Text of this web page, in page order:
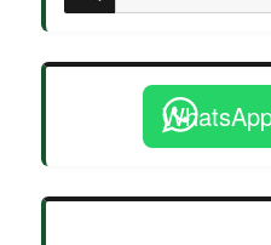
مدتها
تجديد